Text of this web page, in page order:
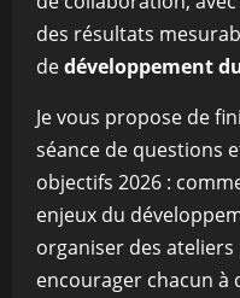
des résultats
dedéveloppement
Je vous propose de
séance de questions
objectifs 2026 :
enjeux du
organiser des
encourager chacun à